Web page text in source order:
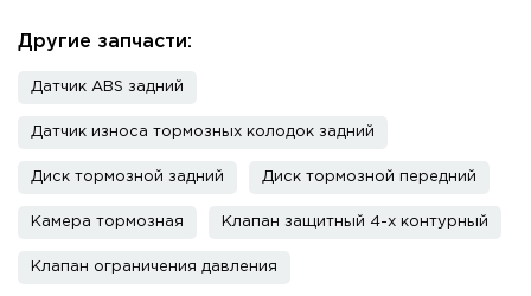
Другие запчасти:
Датчик ABS задний
Датчик износа тормозных колодок задний
Диск тормозной задний Диск тормозной передний
Камера тормозная Клапан защитный 4-х контурный
Клапан ограничения давления